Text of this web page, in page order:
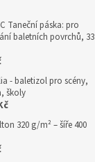
Taneční páska: pro
baletních povrchů, 33
- baletizol pro scény,
školy
320 g/m² – šíře 400